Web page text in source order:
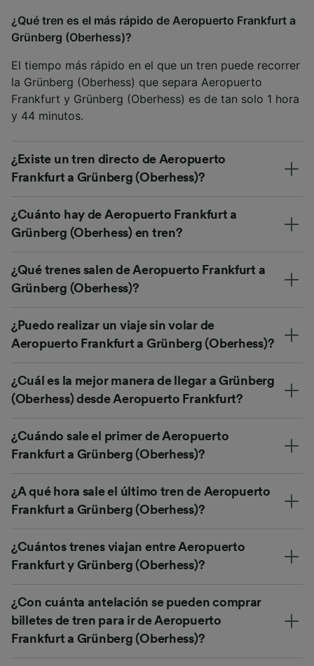
¿Qué tren es el más rápido de Aeropuerto Frankfurt a
Grünberg (Oberhess)?
El tiempo más rápido en el que un tren puede recorrer
la Grünberg (Oberhess) que separa Aeropuerto
Frankfurt y Grünberg (Oberhess) es de tan solo 1 hora
y 44 minutos.
¿Existe un tren directo de Aeropuerto
Frankfurt a Grünberg (Oberhess)?
¿Cuánto hay de Aeropuerto Frankfurt a
Grünberg (Oberhess) en tren?
¿Qué trenes salen de Aeropuerto Frankfurt a
Grünberg (Oberhess)?
¿Puedo realizar un viaje sin volar de
Aeropuerto Frankfurt a Grünberg (Oberhess)?
¿Cuál es la mejor manera de llegar a Grünberg
(Oberhess) desde Aeropuerto Frankfurt?
¿Cuándo sale el primer de Aeropuerto
Frankfurt a Grünberg (Oberhess)?
¿A qué hora sale el último tren de Aeropuerto
Frankfurt a Grünberg (Oberhess)?
¿Cuántos trenes viajan entre Aeropuerto
Frankfurt y Grünberg (Oberhess)?
¿Con cuánta antelación se pueden comprar
billetes de tren para ir de Aeropuerto
Frankfurt a Grünberg (Oberhess)?